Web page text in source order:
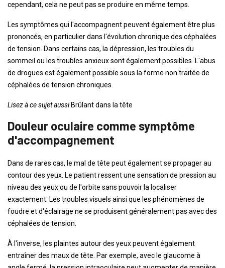
cependant, cela ne peut pas se produire en même temps.
Les symptômes qui l'accompagnent peuvent également être plus
prononcés, en particulier dans l'évolution chronique des céphalées
de tension. Dans certains cas, la dépression, les troubles du
sommeil ou les troubles anxieux sont également possibles. L'abus
de drogues est également possible sous la forme non traitée de
céphalées de tension chroniques.
Lisez à ce sujet aussiBrûlant dans la tête
Douleur oculaire comme symptôme
d'accompagnement
Dans de rares cas, le mal de tête peut également se propager au
contour des yeux. Le patient ressent une sensation de pression au
niveau des yeux ou de l'orbite sans pouvoir la localiser
exactement. Les troubles visuels ainsi que les phénomènes de
foudre et d'éclairage ne se produisent généralement pas avec des
céphalées de tension.
À l'inverse, les plaintes autour des yeux peuvent également
entraîner des maux de tête. Par exemple, avec le glaucome à